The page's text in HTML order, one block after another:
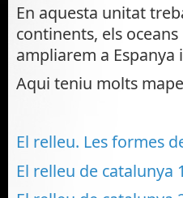
En aquesta unitat
continents, els
ampliarem a Espanya
Aqui teniu molts
El relleu. Les formes
El relleu de catalunya